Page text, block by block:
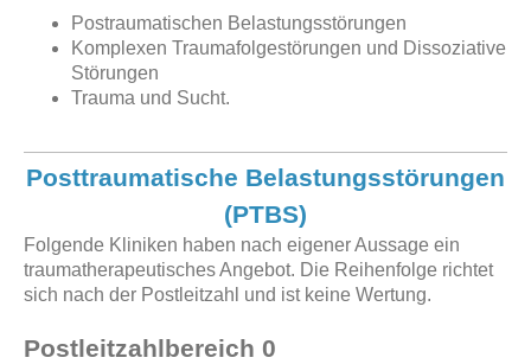
Postraumatischen Belastungsstörungen
Komplexen Traumafolgestörungen und Dissoziative
Störungen
Trauma und Sucht.
Posttraumatische Belastungsstörungen
(PTBS)
Folgende Kliniken haben nach eigener Aussage ein
traumatherapeutisches Angebot. Die Reihenfolge richtet
sich nach der Postleitzahl und ist keine Wertung.
Postleitzahlbereich 0